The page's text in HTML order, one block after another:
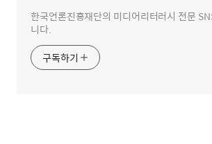
한국언론진흥재단의 미디어리터러시 전문
니다.
구독하기